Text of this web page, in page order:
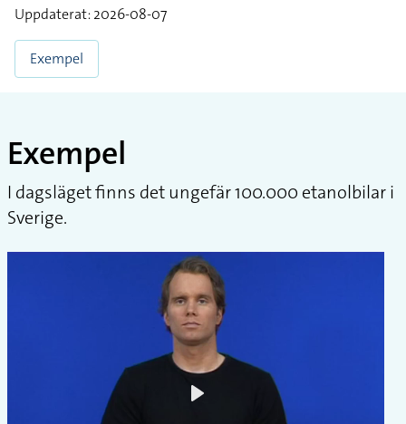
Uppdaterat: 2026-08-07
Exempel
Exempel
I dagsläget finns det ungefär 100.000 etanolbilar i
Sverige.